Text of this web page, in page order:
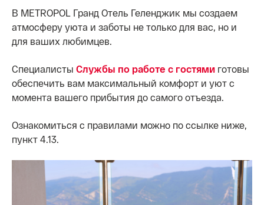
В METROPOL Гранд Отель Геленджик мы создаем
атмосферу уюта и заботы не только для вас, но и
для ваших любимцев.
Специалисты Службы по работе с гостями готовы
обеспечить вам максимальный комфорт и уют с
момента вашего прибытия до самого отъезда.
Ознакомиться с правилами можно по ссылке ниже,
пункт 4.13.